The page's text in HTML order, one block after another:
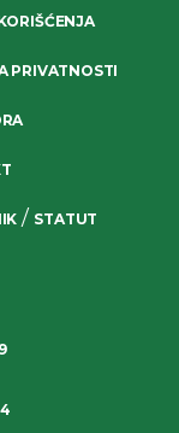
PRIVATNOSTI
/ STATUT